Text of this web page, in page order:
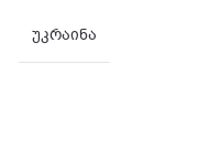
უკრაინა